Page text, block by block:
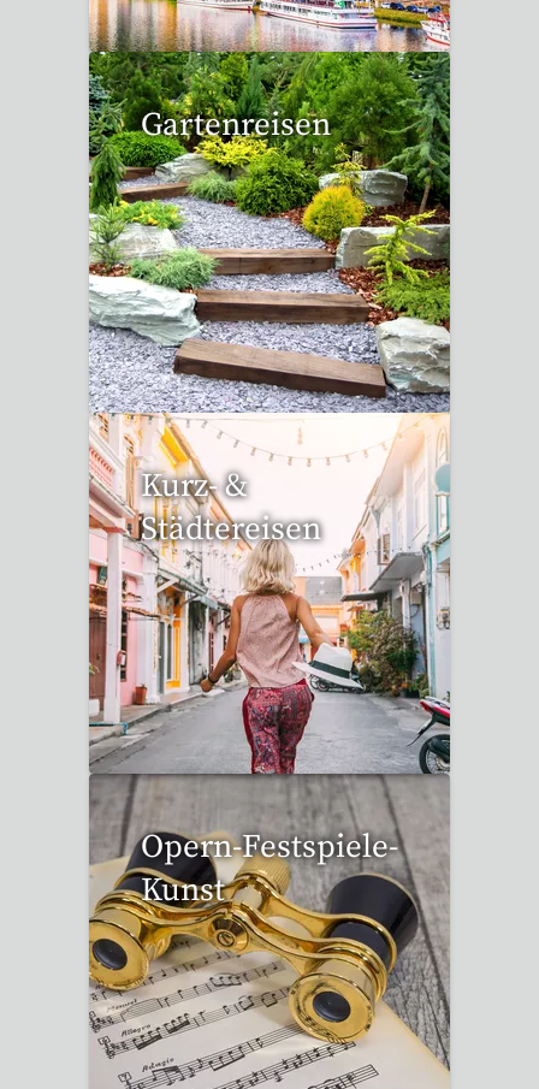
Gartenreisen
3 Reisen gefunden
Kurz- &
Städtereisen
94 Reisen gefunden
Opern-Festspiele-
Kunst
52 Reisen gefunden